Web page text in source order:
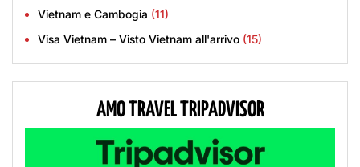
Vietnam e Cambogia (11)
Visa Vietnam – Visto Vietnam all'arrivo (15)
AMO TRAVEL TRIPADVISOR